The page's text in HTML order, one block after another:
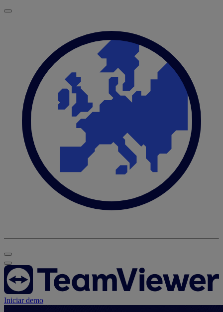
Iniciar demo